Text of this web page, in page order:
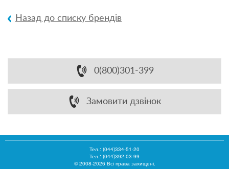
Назад до списку брендів
0(800)301-399
Замовити дзвінок
Тел.: (044)334-51-20
Тел.: (044)392-03-99
© 2008-2026 Всі права захищені.